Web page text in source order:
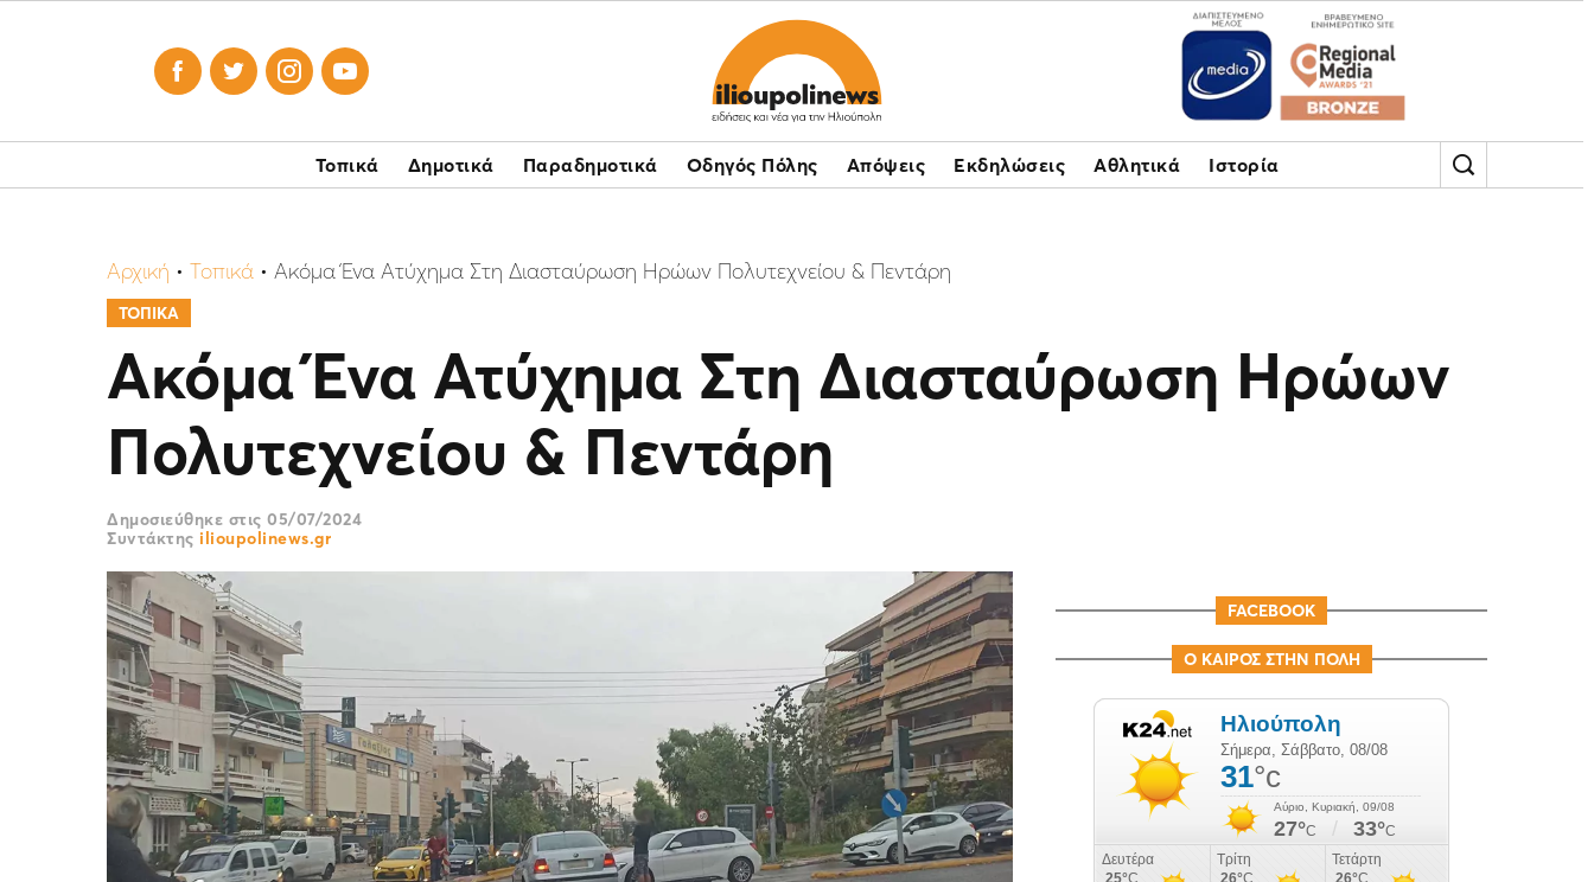
   
Τοπικά Δημοτικά Παραδημοτικά Οδηγός Πόλης Απόψεις Εκδηλώσεις Αθλητικά Ιστορία
Αρχική • Τοπικά • Ακόμα Ένα Ατύχημα Στη Διασταύρωση Ηρώων Πολυτεχνείου & Πεντάρη
ΤΟΠΙΚΑ
Ακόμα Ένα Ατύχημα Στη Διασταύρωση Ηρώων
Πολυτεχνείου & Πεντάρη
Δημοσιεύθηκε στις 05/07/2024
Συντάκτης ilioupolinews.gr
FACEBOOK
Ο ΚΑΙΡΟΣ ΣΤΗΝ ΠΟΛΗ